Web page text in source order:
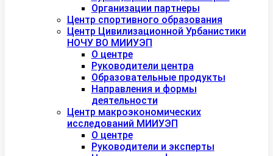
Организации партнеры
Центр спортивного образования
Центр Цивилизационной Урбанистики
НОЧУ ВО МИИУЭП
О центре
Руководители центра
Образовательные продукты
Направления и формы
деятельности
Центр макроэкономических
исследований МИИУЭП
О центре
Руководители и эксперты